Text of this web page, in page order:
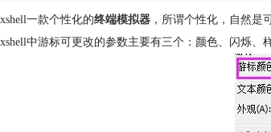
xshell一款个性化的终端模拟器 ，所谓个性化，自然是
xshell中游标可更改的参数主要有三个：颜色、闪烁、样